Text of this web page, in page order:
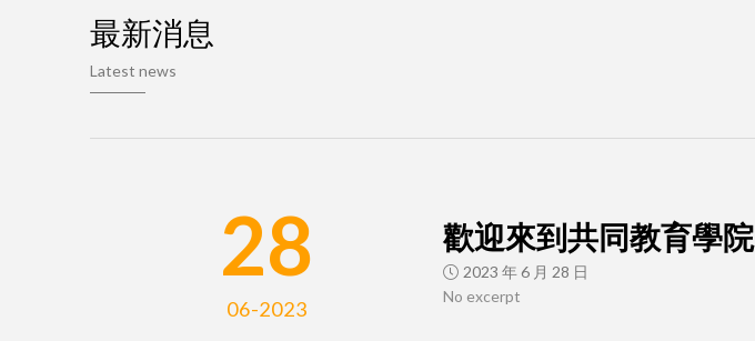
最新消息
Latest news
28
06-2023
歡迎來到共同教育學院
2023 年 6 月 28 日
No excerpt